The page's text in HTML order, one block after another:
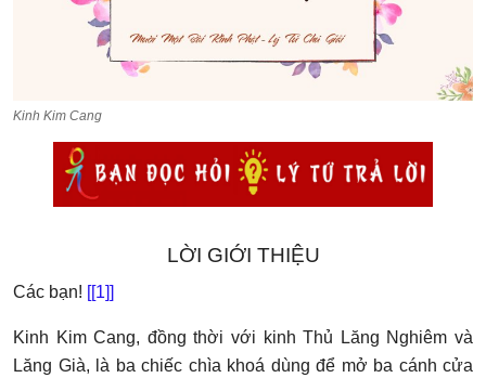
THƯ VIỆN
SINH HOẠT LÝ GIA
LÝ GIA
Kinh Kim Cang
LỜI GIỚI THIỆU
Các bạn! [[1]]
Kinh Kim Cang, đồng thời với kinh Thủ Lăng Nghiêm và
Lăng Già, là ba chiếc chìa khoá dùng để mở ba cánh cửa